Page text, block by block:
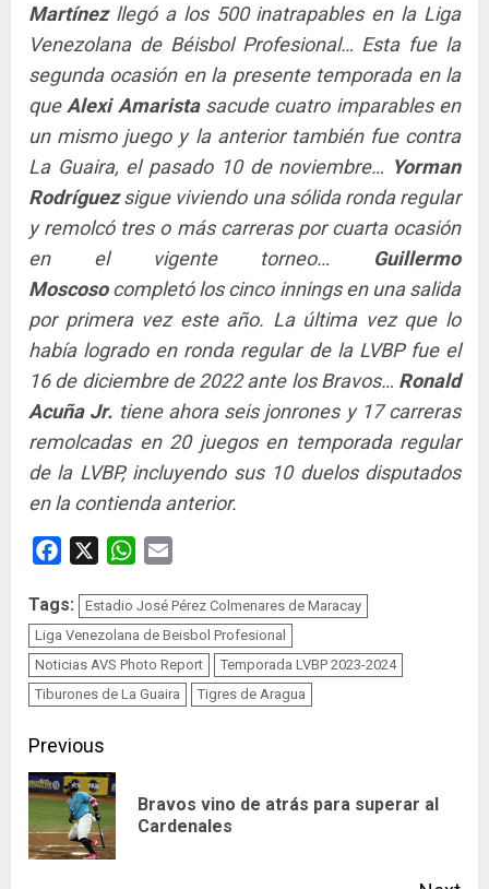
Martínezllegó a los 500 inatrapables en la Liga
Venezolana de Béisbol Profesional… Esta fue la
segunda ocasión en la presente temporada en la
que Alexi Amaristasacude cuatro imparables en
un mismo juego y la anterior también fue contra
La Guaira, el pasado 10 de noviembre… Yorman
Rodríguezsigue viviendo una sólida ronda regular
y remolcó tres o más carreras por cuarta ocasión
en el vigente torneo… Guillermo
Moscosocompletó los cinco innings en una salida
por primera vez este año. La última vez que lo
había logrado en ronda regular de la LVBP fue el
16 de diciembre de 2022 ante los Bravos… Ronald
Acuña Jr. tiene ahora seis jonrones y 17 carreras
remolcadas en 20 juegos en temporada regular
de la LVBP, incluyendo sus 10 duelos disputados
en la contienda anterior.
Facebook WhatsApp
Tags:
Estadio José Pérez Colmenares de Maracay
Liga Venezolana de Beisbol Profesional
Noticias AVS Photo Report
Temporada LVBP 2023-2024
Tiburones de La Guaira
Tigres de Aragua
Continue
Reading
Previous
Bravos vino de atrás para superar al
Cardenales